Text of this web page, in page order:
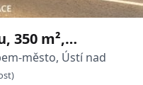
350 m²,
město, Ústí nad